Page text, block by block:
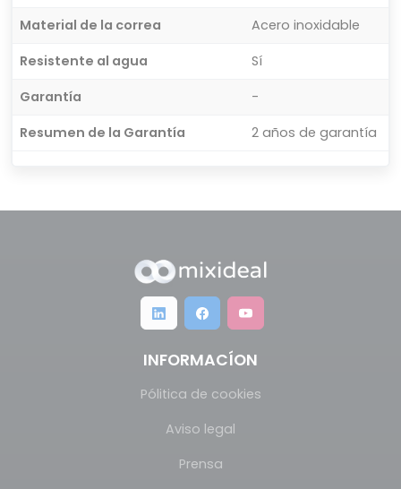
Material de la correa
Acero inoxidable
Resistente al agua
Sí
Garantía
-
Resumen de la Garantía
2 años de garantía
INFORMACÍON
Pólitica de cookies
Aviso legal
Prensa